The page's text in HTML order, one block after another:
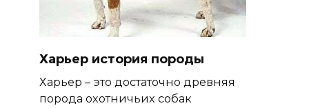
Харьер история породы
Харьер – это достаточно древняя
порода охотничьих собак